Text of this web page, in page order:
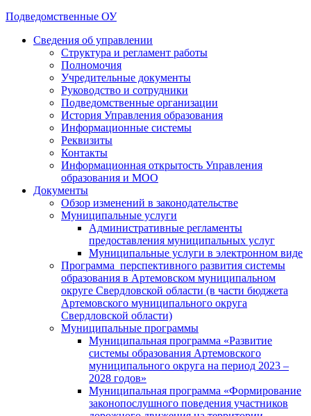
Подведомственные ОУ
Сведения об управлении
Структура и регламент работы
Полномочия
Учредительные документы
Руководство и сотрудники
Подведомственные организации
История Управления образования
Информационные системы
Реквизиты
Контакты
Информационная открытость Управления
образования и МОО
Документы
Обзор изменений в законодательстве
Муниципальные услуги
Административные регламенты
предоставления муниципальных услуг
Муниципальные услуги в электронном виде
Программа перспективного развития системы
образования в Артемовском муниципальном
округе Свердловской области (в части бюджета
Артемовского муниципального округа
Свердловской области)
Муниципальные программы
Муниципальная программа «Развитие
системы образования Артемовского
муниципального округа на период 2023 –
2028 годов»
Муниципальная программа «Формирование
законопослушного поведения участников